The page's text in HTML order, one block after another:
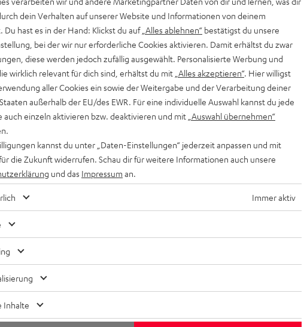
SLEEVE
dein Verhalten auf unserer Website und Informationen von deinem
Du hast es in der Hand: Klickst du auf „Alles ablehnen“ bestätigst du unsere
bei der wir nur erforderliche Cookies aktivieren. Damit erhältst du zwar
diese werden jedoch zufällig ausgewählt. Personalisierte Werbung und
wirklich relevant für dich sind, erhältst du mit „Alles akzeptieren“. Hier willigst
aller Cookies ein sowie der Weitergabe und der Verarbeitung deiner
außerhalb der EU/des EWR. Für eine individuelle Auswahl kannst du jede
auch einzeln aktivieren bzw. deaktivieren und mit „Auswahl übernehmen“
kannst du unter „Daten-Einstellungen“ jederzeit anpassen und mit
die Zukunft widerrufen. Schau dir für weitere Informationen auch unsere
und das Impressum an.
Immer aktiv
Inhalte